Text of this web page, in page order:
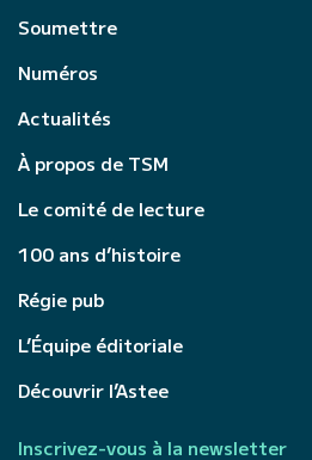
Soumettre
Numéros
Actualités
À propos de TSM
Le comité de lecture
100 ans d’histoire
Régie pub
L’Équipe éditoriale
Découvrir l’Astee
Inscrivez-vous à la newsletter